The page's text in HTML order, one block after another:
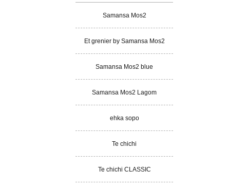
Samansa Mos2
Et grenier by Samansa Mos2
Samansa Mos2 blue
Samansa Mos2 Lagom
ehka sopo
Te chichi
Te chichi CLASSIC